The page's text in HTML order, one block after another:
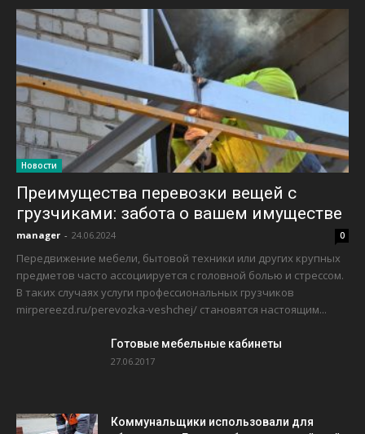
Новости
Преимущества перевозки вещей с
грузчиками: забота о вашем имуществе
manager - 24.06.2024 0
Передвижение мебели, бытовой техники или других крупных
предметов часто ассоциируется с головной болью и стрессом.
В таких случаях услуги профессиональных грузчиков
mirpereezd.ru/perevozka-veshchej/ становятся настоящим...
Готовые мебельные кабинеты
27.06.2017
Коммунальщики использовали для